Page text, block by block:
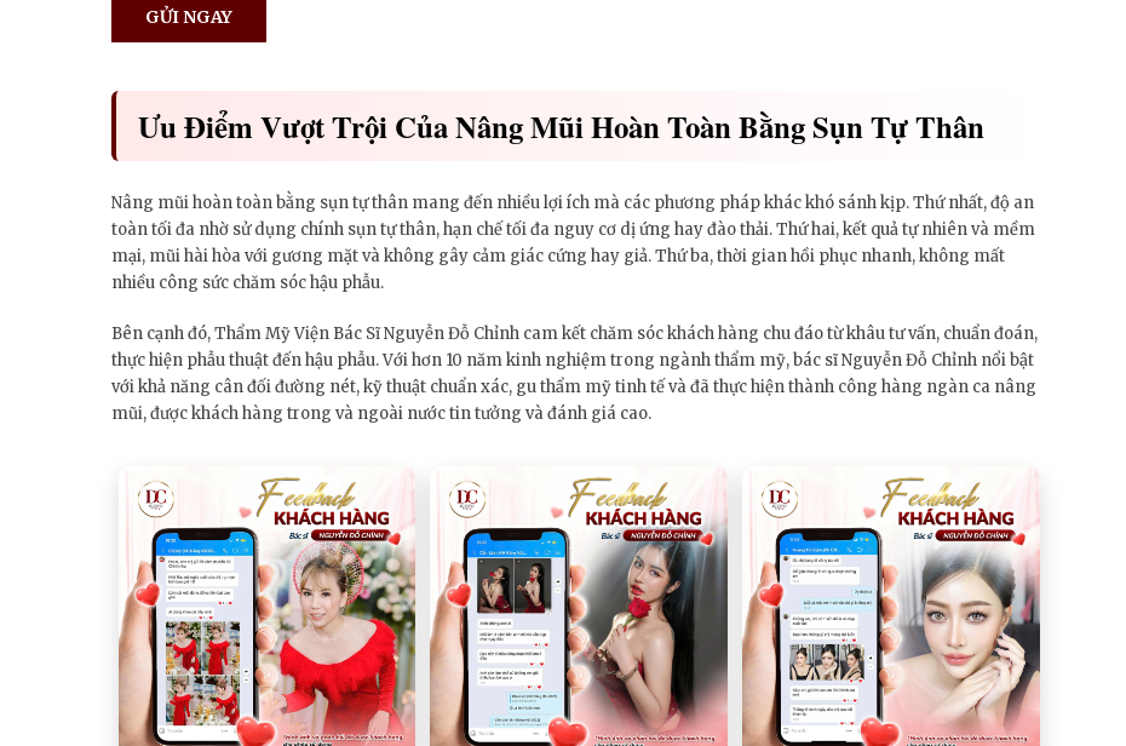
Ưu Điểm Vượt Trội Của Nâng Mũi Hoàn Toàn Bằng Sụn Tự Thân
Nâng mũi hoàn toàn bằng sụn tự thân mang đến nhiều lợi ích mà các phương pháp khác khó sánh kịp. Thứ nhất, độ an
toàn tối đa nhờ sử dụng chính sụn tự thân, hạn chế tối đa nguy cơ dị ứng hay đào thải. Thứ hai, kết quả tự nhiên và mềm
mại, mũi hài hòa với gương mặt và không gây cảm giác cứng hay giả. Thứ ba, thời gian hồi phục nhanh, không mất
nhiều công sức chăm sóc hậu phẫu.
Bên cạnh đó, Thẩm Mỹ Viện Bác Sĩ Nguyễn Đỗ Chỉnh cam kết chăm sóc khách hàng chu đáo từ khâu tư vấn, chuẩn đoán,
thực hiện phẫu thuật đến hậu phẫu. Với hơn 10 năm kinh nghiệm trong ngành thẩm mỹ, bác sĩ Nguyễn Đỗ Chỉnh nổi bật
với khả năng cân đối đường nét, kỹ thuật chuẩn xác, gu thẩm mỹ tinh tế và đã thực hiện thành công hàng ngàn ca nâng
mũi, được khách hàng trong và ngoài nước tin tưởng và đánh giá cao.